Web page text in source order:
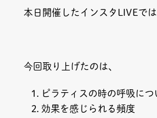
本日開催したインスタLIVEで
今回取り上げたのは、
ピラティスの時の呼吸につ
効果を感じられる頻度